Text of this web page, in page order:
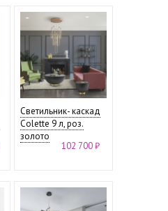
Светильник- каскад
Colette 9 л, роз.
золото
102 700 ₽